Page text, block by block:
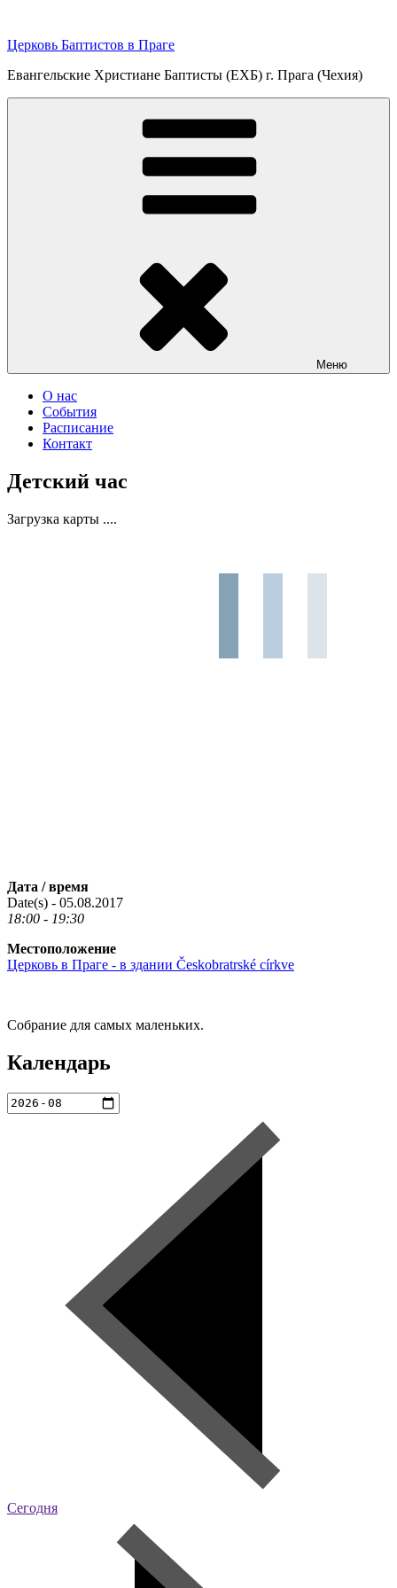
содержимому
Церковь Баптистов в Праге
Евангельские Христиане Баптисты (ЕХБ) г. Прага (Чехия)
Меню
О нас
События
Расписание
Контакт
Детский час
Загрузка карты ....
Дата / время
Date(s) - 05.08.2017
18:00 - 19:30
Местоположение
Церковь в Праге - в здании Českobratrské církve
Собрание для самых маленьких.
Календарь
Сегодня